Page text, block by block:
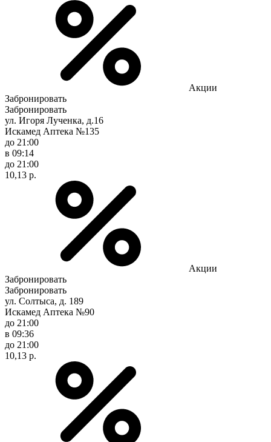
Акции
Забронировать
Забронировать
ул. Игоря Лученка, д.16
Искамед Аптека №135
до 21:00
в 09:14
до 21:00
10,13 р.
Акции
Забронировать
Забронировать
ул. Солтыса, д. 189
Искамед Аптека №90
до 21:00
в 09:36
до 21:00
10,13 р.